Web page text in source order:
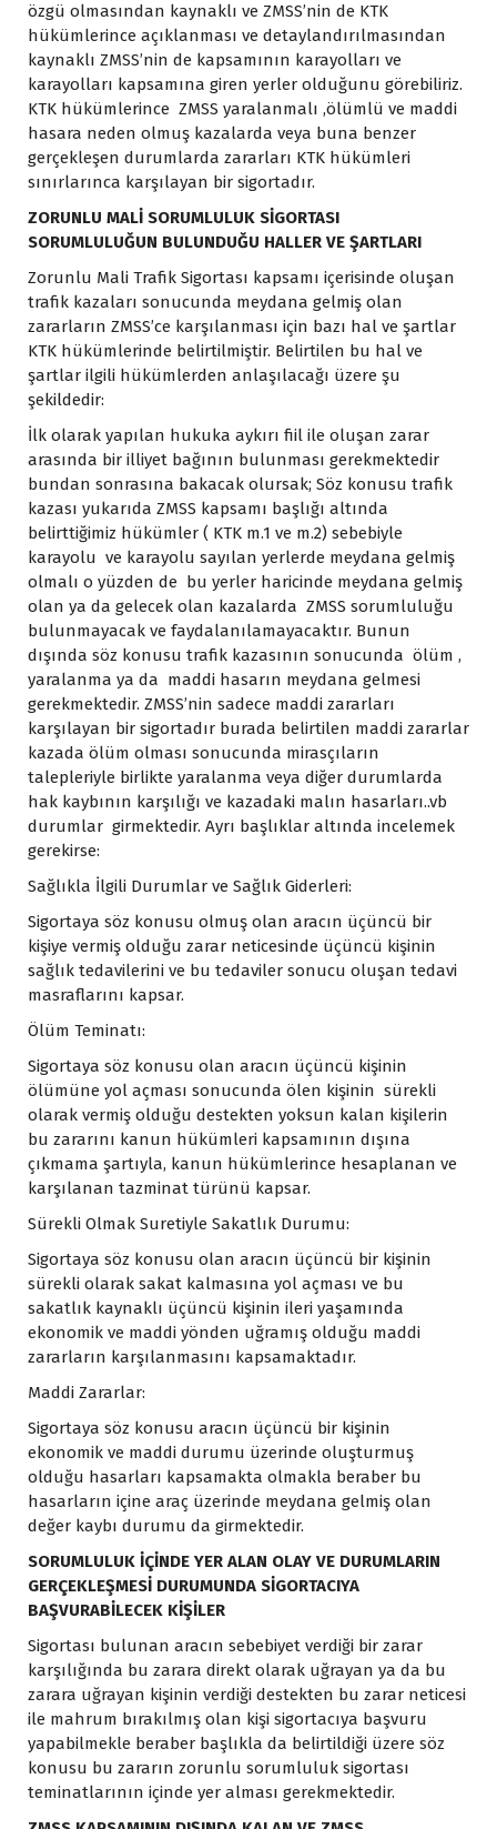
özgü olmasından kaynaklı ve ZMSS’nin de KTK
hükümlerince açıklanması ve detaylandırılmasından
kaynaklı ZMSS’nin de kapsamının karayolları ve
karayolları kapsamına giren yerler olduğunu görebiliriz.
KTK hükümlerince ZMSS yaralanmalı ,ölümlü ve maddi
hasara neden olmuş kazalarda veya buna benzer
gerçekleşen durumlarda zararları KTK hükümleri
sınırlarınca karşılayan bir sigortadır.
ZORUNLU MALİ SORUMLULUK SİGORTASI
SORUMLULUĞUN BULUNDUĞU HALLER VE ŞARTLARI
Zorunlu Mali Trafik Sigortası kapsamı içerisinde oluşan
trafik kazaları sonucunda meydana gelmiş olan
zararların ZMSS’ce karşılanması için bazı hal ve şartlar
KTK hükümlerinde belirtilmiştir. Belirtilen bu hal ve
şartlar ilgili hükümlerden anlaşılacağı üzere şu
şekildedir:
İlk olarak yapılan hukuka aykırı fiil ile oluşan zarar
arasında bir illiyet bağının bulunması gerekmektedir
bundan sonrasına bakacak olursak; Söz konusu trafik
kazası yukarıda ZMSS kapsamı başlığı altında
belirttiğimiz hükümler ( KTK m.1 ve m.2) sebebiyle
karayolu ve karayolu sayılan yerlerde meydana gelmiş
olmalı o yüzden de bu yerler haricinde meydana gelmiş
olan ya da gelecek olan kazalarda ZMSS sorumluluğu
bulunmayacak ve faydalanılamayacaktır. Bunun
dışında söz konusu trafik kazasının sonucunda ölüm ,
yaralanma ya da maddi hasarın meydana gelmesi
gerekmektedir. ZMSS’nin sadece maddi zararları
karşılayan bir sigortadır burada belirtilen maddi zararlar
kazada ölüm olması sonucunda mirasçıların
talepleriyle birlikte yaralanma veya diğer durumlarda
hak kaybının karşılığı ve kazadaki malın hasarları..vb
durumlar girmektedir. Ayrı başlıklar altında incelemek
gerekirse:
Sağlıkla İlgili Durumlar ve Sağlık Giderleri:
Sigortaya söz konusu olmuş olan aracın üçüncü bir
kişiye vermiş olduğu zarar neticesinde üçüncü kişinin
sağlık tedavilerini ve bu tedaviler sonucu oluşan tedavi
masraflarını kapsar.
Ölüm Teminatı:
Sigortaya söz konusu olan aracın üçüncü kişinin
ölümüne yol açması sonucunda ölen kişinin sürekli
olarak vermiş olduğu destekten yoksun kalan kişilerin
bu zararını kanun hükümleri kapsamının dışına
çıkmama şartıyla, kanun hükümlerince hesaplanan ve
karşılanan tazminat türünü kapsar.
Sürekli Olmak Suretiyle Sakatlık Durumu:
Sigortaya söz konusu olan aracın üçüncü bir kişinin
sürekli olarak sakat kalmasına yol açması ve bu
sakatlık kaynaklı üçüncü kişinin ileri yaşamında
ekonomik ve maddi yönden uğramış olduğu maddi
zararların karşılanmasını kapsamaktadır.
Maddi Zararlar:
Sigortaya söz konusu aracın üçüncü bir kişinin
ekonomik ve maddi durumu üzerinde oluşturmuş
olduğu hasarları kapsamakta olmakla beraber bu
hasarların içine araç üzerinde meydana gelmiş olan
değer kaybı durumu da girmektedir.
SORUMLULUK İÇİNDE YER ALAN OLAY VE DURUMLARIN
GERÇEKLEŞMESİ DURUMUNDA SİGORTACIYA
BAŞVURABİLECEK KİŞİLER
Sigortası bulunan aracın sebebiyet verdiği bir zarar
karşılığında bu zarara direkt olarak uğrayan ya da bu
zarara uğrayan kişinin verdiği destekten bu zarar neticesi
ile mahrum bırakılmış olan kişi sigortacıya başvuru
yapabilmekle beraber başlıkla da belirtildiği üzere söz
konusu bu zararın zorunlu sorumluluk sigortası
teminatlarının içinde yer alması gerekmektedir.